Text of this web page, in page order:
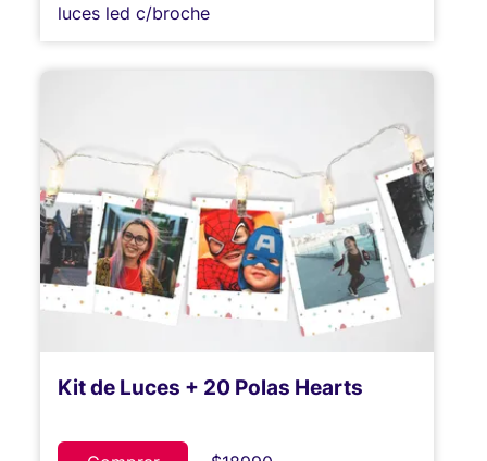
luces led c/broche
Kit de Luces + 20 Polas Hearts